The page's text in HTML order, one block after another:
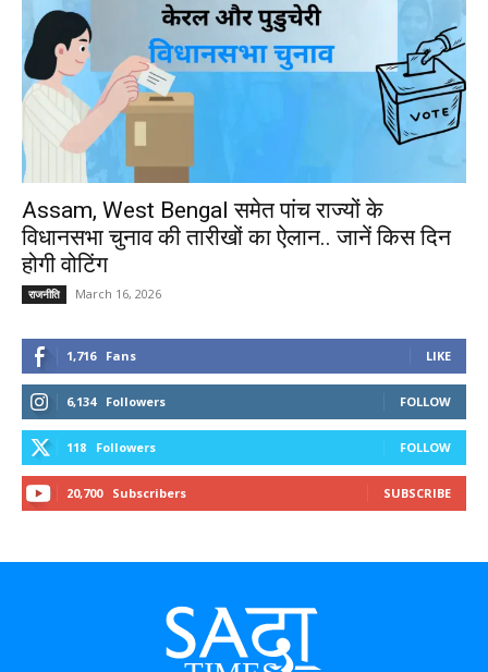
Assam, West Bengal समेत पांच राज्यों के
विधानसभा चुनाव की तारीखों का ऐलान.. जानें किस दिन
होगी वोटिंग
राजनीति March 16, 2026
1,716 Fans LIKE
6,134 Followers FOLLOW
118 Followers FOLLOW
20,700 Subscribers SUBSCRIBE